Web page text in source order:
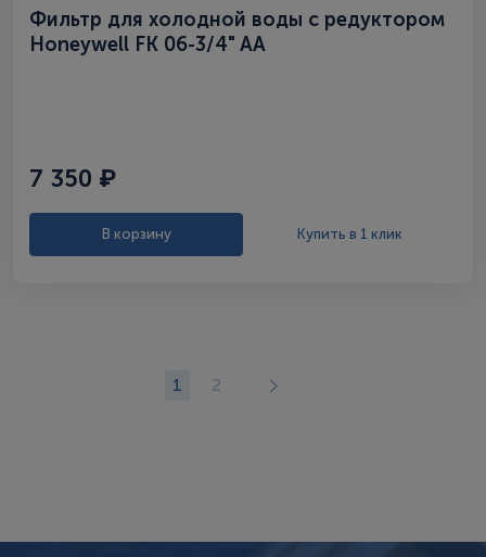
Фильтр для холодной воды c редуктором
Honeywell FK 06-3/4" AA
7 350 ₽
В корзину Купить в 1 клик
1 2